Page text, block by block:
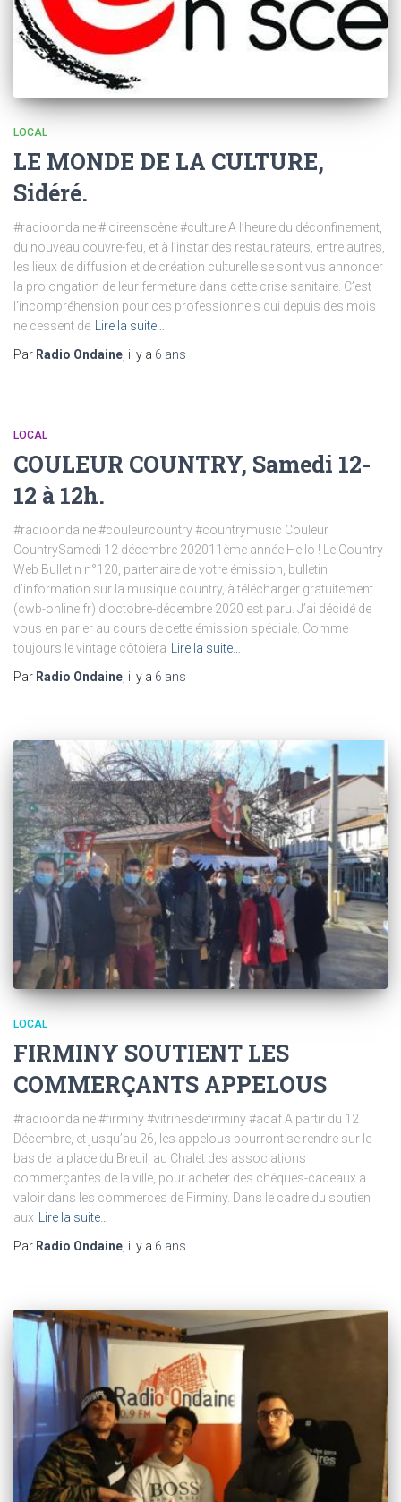
LOCAL
LE MONDE DE LA CULTURE,
Sidéré.
#radioondaine #loireenscène #culture A l’heure du déconfinement,
du nouveau couvre-feu, et à l’instar des restaurateurs, entre autres,
les lieux de diffusion et de création culturelle se sont vus annoncer
la prolongation de leur fermeture dans cette crise sanitaire. C’est
l’incompréhension pour ces professionnels qui depuis des mois
ne cessent de
Lire la suite…
Par Radio Ondaine , il y a 6 ans
LOCAL
COULEUR COUNTRY, Samedi 12-
12 à 12h.
#radioondaine #couleurcountry #countrymusic Couleur
CountrySamedi 12 décembre 202011ème année Hello ! Le Country
Web Bulletin n°120, partenaire de votre émission, bulletin
d’information sur la musique country, à télécharger gratuitement
(cwb-online.fr) d’octobre-décembre 2020 est paru. J’ai décidé de
vous en parler au cours de cette émission spéciale. Comme
toujours le vintage côtoiera
Lire la suite…
Par Radio Ondaine , il y a 6 ans
LOCAL
FIRMINY SOUTIENT LES
COMMERÇANTS APPELOUS
#radioondaine #firminy #vitrinesdefirminy #acaf A partir du 12
Décembre, et jusqu’au 26, les appelous pourront se rendre sur le
bas de la place du Breuil, au Chalet des associations
commerçantes de la ville, pour acheter des chèques-cadeaux à
valoir dans les commerces de Firminy. Dans le cadre du soutien
aux Lire la suite…
Par Radio Ondaine, il y a 6 ans